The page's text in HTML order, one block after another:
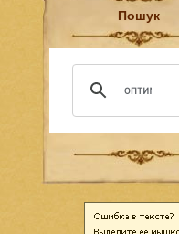
Пошук